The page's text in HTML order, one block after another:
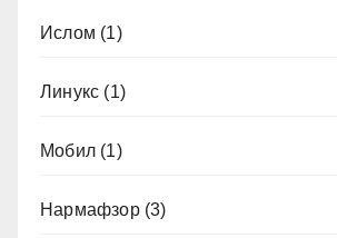
Ислом (1)
Линукс (1)
Мобил (1)
Нармафзор(3)